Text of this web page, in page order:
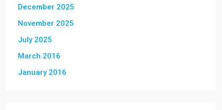
December 2025
November 2025
July 2025
March 2016
January 2016